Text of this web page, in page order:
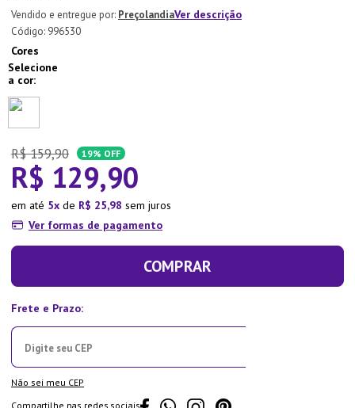
PreçolandiaVer descrição
: 996530
Cores
R$ 159,90 19% OFF
R$ 129,90
em até 5 de R$ 25,98 sem juros
Ver formas de pagamento
COMPRAR
Não sei meu CEP
Compartilhe nas redes sociais